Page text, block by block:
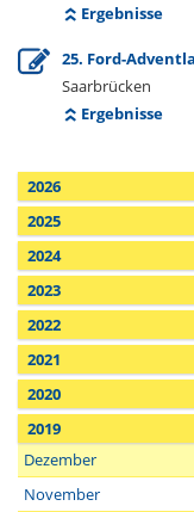
Ergebnisse
25. Ford-
Saarbrücken
Ergebnisse
2026
2025
2024
2023
2022
2021
2020
2019
Dezember
November